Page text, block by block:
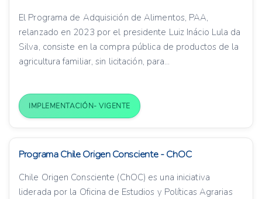
El Programa de Adquisición de Alimentos, PAA,
relanzado en 2023 por el presidente Luiz Inácio Lula da
Silva, consiste en la compra pública de productos de la
agricultura familiar, sin licitación, para...
IMPLEMENTACIÓN- VIGENTE
Programa Chile Origen Consciente - ChOC
Chile Origen Consciente (ChOC) es una iniciativa
liderada por la Oficina de Estudios y Políticas Agrarias